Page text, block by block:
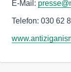
E-Mail:
Telefon: 030 62